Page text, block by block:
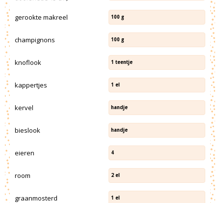
gerookte makreel 100 g
champignons 100 g
knoflook 1 teentje
kappertjes 1 el
kervel handje
bieslook handje
eieren 4
room 2 el
graanmosterd 1 el